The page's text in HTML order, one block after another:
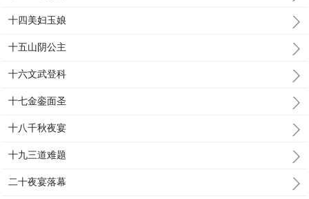
十四美妇玉娘
十五山阴公主
十六文武登科
十七金銮面圣
十八千秋夜宴
十九三道难题
二十夜宴落幕